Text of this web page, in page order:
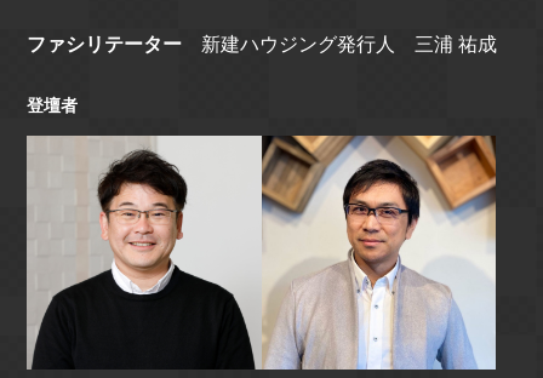
ファシリテーター 新建ハウジング発行人 三浦 祐成
登壇者